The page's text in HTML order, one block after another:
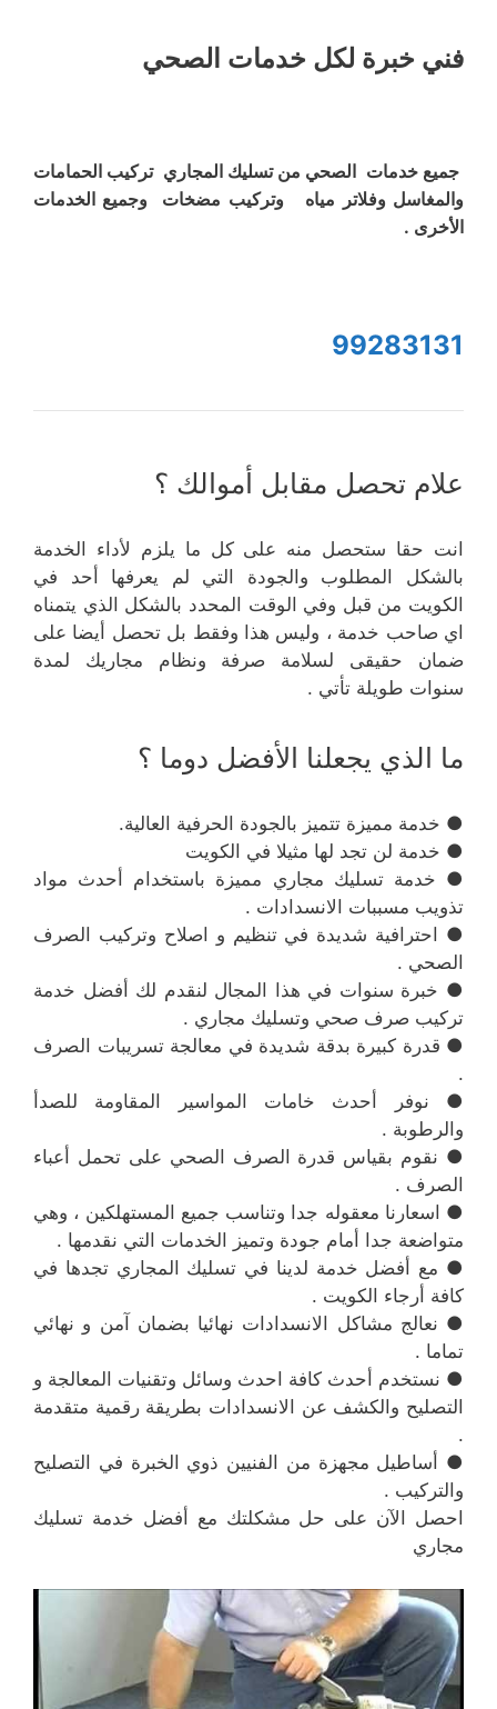
فني خبرة لكل خدمات الصحي
جميع خدمات الصحي من تسليك المجاري تركيب الحمامات
والمغاسل وفلاتر مياه وتركيب مضخات وجميع الخدمات
الأخرى .
99283131
علام تحصل مقابل أموالك ؟
انت حقا ستحصل منه على كل ما يلزم لأداء الخدمة
بالشكل المطلوب والجودة التي لم يعرفها أحد في
الكويت من قبل وفي الوقت المحدد بالشكل الذي يتمناه
اي صاحب خدمة ، وليس هذا وفقط بل تحصل أيضا على
ضمان حقيقى لسلامة صرفة ونظام مجاريك لمدة
سنوات طويلة تأتي .
ما الذي يجعلنا الأفضل دوما ؟
● خدمة مميزة تتميز بالجودة الحرفية العالية.
● خدمة لن تجد لها مثيلا في الكويت
● خدمة تسليك مجاري مميزة باستخدام أحدث مواد
تذويب مسببات الانسدادات .
● احترافية شديدة في تنظيم و اصلاح وتركيب الصرف
الصحي .
● خبرة سنوات في هذا المجال لنقدم لك أفضل خدمة
تركيب صرف صحي وتسليك مجاري .
● قدرة كبيرة بدقة شديدة في معالجة تسريبات الصرف
.
● نوفر أحدث خامات المواسير المقاومة للصدأ
والرطوبة .
● نقوم بقياس قدرة الصرف الصحي على تحمل أعباء
الصرف .
● اسعارنا معقوله جدا وتناسب جميع المستهلكين ، وهي
متواضعة جدا أمام جودة وتميز الخدمات التي نقدمها .
● مع أفضل خدمة لدينا في تسليك المجاري تجدها في
كافة أرجاء الكويت .
● نعالج مشاكل الانسدادات نهائيا بضمان آمن و نهائي
تماما .
● نستخدم أحدث كافة احدث وسائل وتقنيات المعالجة و
التصليح والكشف عن الانسدادات بطريقة رقمية متقدمة
.
● أساطيل مجهزة من الفنيين ذوي الخبرة في التصليح
والتركيب .
احصل الآن على حل مشكلتك مع أفضل خدمة تسليك
مجاري